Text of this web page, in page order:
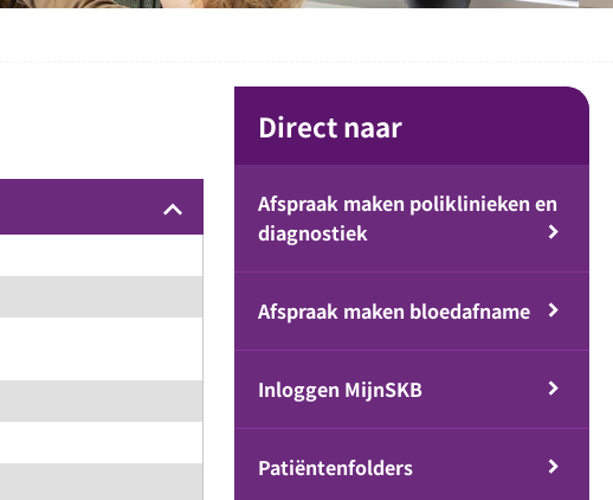
keyboard_arrow_up
Direct naar
Afspraak maken poliklinieken en
diagnostiek
Afspraak maken bloedafname
Inloggen MijnSKB
Patiëntenfolders